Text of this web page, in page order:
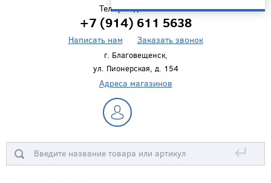
Телефон для связи
+7 (914) 611 5638
Написать нам Заказать звонок
г. Благовещенск,
ул. Пионерская, д. 154
Адреса магазинов
↵